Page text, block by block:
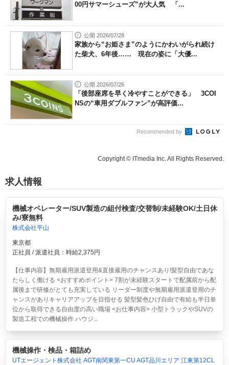
00円サマーシューズ”が大人気 「...
公開 2026/07/28
家族から“お姫さま”のようにかわいがられ続け
た柴犬、6年後…… 現在の姿に「大優...
公開 2026/07/26
「後部座席を早く冷やすことができる」 3COI
NSの“車用ダブルファン”が高評価...
Recommended by
Copyright © ITmedia Inc. All Rights Reserved.
求人情報
機械オペレーター/SUV製造の組付検査/交替制/未経験OK/土日休
み/寮無料
株式会社平山
東京都
正社員 / 派遣社員：時給2,375円
【仕事内容】無期雇用派遣登用&直接雇用のチャンスあり!髪型自由であな
たらしく働ける <おすすめポイント> 7割が未経験スタートで配属前から配
属後まで研修がとても充実している リーダー制度や無期雇用派遣登用のチ
ャンスがありキャリアアップを目指せる 髪型髪色ひげ自由で有給も半日単
位から取得できる自由度の高い職場 <お仕事内容> 小型トラックやSUVの
製造工程での機械操作 ハウジ...
機械操作・検品・箱詰め
UTエージェント株式会社 AGT南関東第一CU AGT品川エリア 江東第12CL